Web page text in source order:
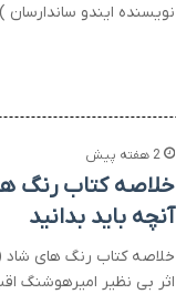
نویسنده ایندو
2 هفته پیش
خلاصه کتاب رنگ
آنچه باید بدانید
خلاصه کتاب رنگ های شاد
اثر بی نظیر امیرهوشنگ